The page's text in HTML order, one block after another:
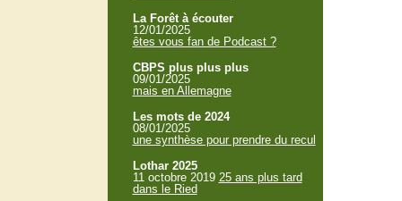
La Forêt à écouter
12/01/2025
êtes vous fan de Podcast ?
CBPS plus plus plus
09/01/2025
mais en Allemagne
Les mots de 2024
08/01/2025
une synthèse pour prendre du recul
Lothar 2025
11 octobre 2019 25 ans plus tard
dans le Ried